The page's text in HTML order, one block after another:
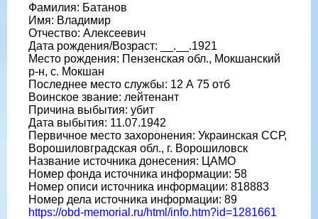
Фамилия: Батанов
Имя: Владимир
Отчество: Алексеевич
Дата рождения/Возраст: __.__.1921
Место рождения: Пензенская обл., Мокшанский
р-н, с. Мокшан
Последнее место службы: 12 А 75 отб
Воинское звание: лейтенант
Причина выбытия: убит
Дата выбытия: 11.07.1942
Первичное место захоронения: Украинская ССР,
Ворошиловградская обл., г. Ворошиловск
Название источника донесения: ЦАМО
Номер фонда источника информации: 58
Номер описи источника информации: 818883
Номер дела источника информации: 89
https://obd-memorial.ru/html/info.htm?id=1281661